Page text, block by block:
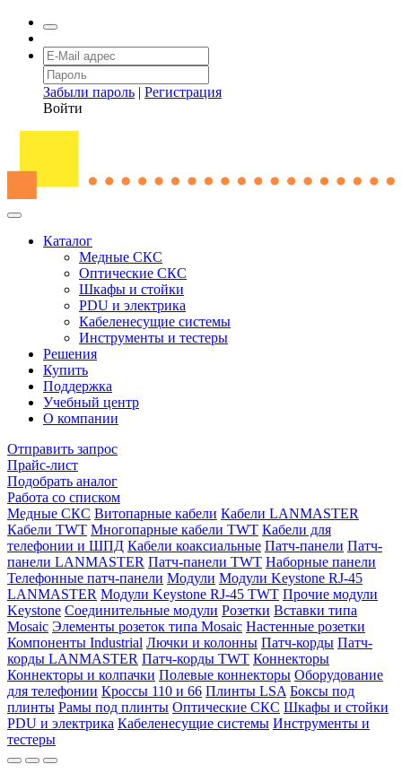
Забыли пароль | Регистрация
Войти
Каталог
Медные СКС
Оптические СКС
Шкафы и стойки
PDU и электрика
Кабеленесущие системы
Инструменты и тестеры
Решения
Купить
Поддержка
Учебный центр
О компании
Отправить запрос
Прайс-лист
Подобрать аналог
Работа со списком
Медные СКС Витопарные кабели Кабели LANMASTER
Кабели TWT Многопарные кабели TWT Кабели для
телефонии и ШПД Кабели коаксиальные Патч-панели Патч-
панели LANMASTER Патч-панели TWT Наборные панели
Телефонные патч-панели Модули Модули Keystone RJ-45
LANMASTER Модули Keystone RJ-45 TWT Прочие модули
Keystone Соединительные модули Розетки Вставки типа
Mosaic Элементы розеток типа Mosaic Настенные розетки
Компоненты Industrial Лючки и колонны Патч-корды Патч-
корды LANMASTER Патч-корды TWT Коннекторы
Коннекторы и колпачки Полевые коннекторы Оборудование
для телефонии Кроссы 110 и 66 Плинты LSA Боксы под
плинты Рамы под плинты Оптические СКС Шкафы и стойки
PDU и электрика Кабеленесущие системы Инструменты и
тестеры